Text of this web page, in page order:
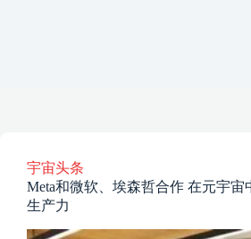
宇宙头条
Meta和微软、埃森哲合作 在元宇宙
生产力